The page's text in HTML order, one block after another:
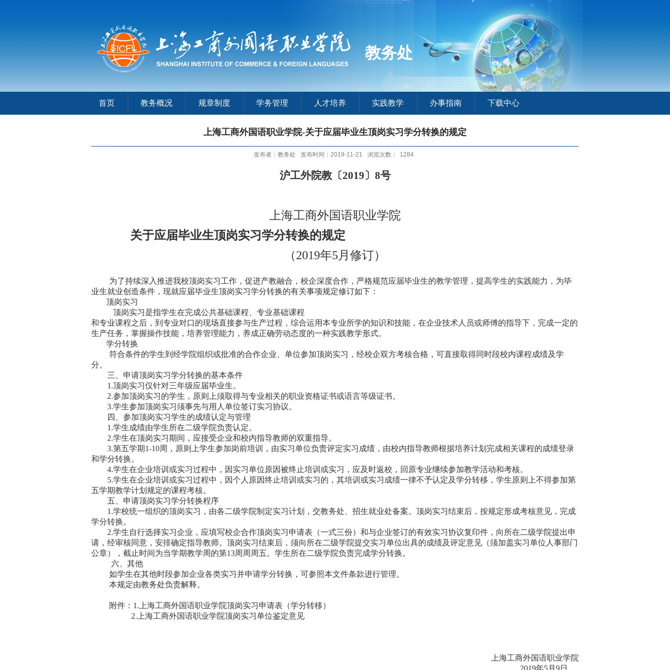
教务处
首页 教务概况 规章制度 学务管理 人才培养 实践教学 办事指南 下载中心
上海工商外国语职业学院-关于应届毕业生顶岗实习学分转换的规定
发布者：教务处 发布时间：2019-11-21 浏览次数： 1284
沪工外院教〔2019 〕 8号
上海工商外国语职业学院
关于应届毕业生顶岗实习学分转换的规定
（2019年5 月修订）
为了持续深入推进我校顶岗实习工作，促进产教融合，校企深度合作，严格规范应届毕业生的教学管理，提高学生的实践能力，为毕
业生就业创造条件，现就应届毕业生顶岗实习学分转换的有关事项规定修订如下：
顶岗实习
顶岗实习是指学生在完成公共基础课程、专业基础课程
和专业课程之后，到专业对口的现场直接参与生产过程，综合运用本专业所学的知识和技能，在企业技术人员或师傅的指导下，完成一定的
生产任务，掌握操作技能，培养管理能力，养成正确劳动态度的一种实践教学形式。
学分转换
符合条件的学生到经学院组织或批准的合作企业、单位参加顶岗实习，经校企双方考核合格，可直接取得同时段校内课程成绩及学
分。
三、申请顶岗实习学分转换的基本条件
1.顶岗实习仅针对三年级应届毕业生。
2.参加顶岗实习的学生，原则上须取得与专业相关的职业资格证书或语言等级证书。
3.学生参加顶岗实习须事先与用人单位签订实习协议。
四、参加顶岗实习学生的成绩认定与管理
1.学生成绩由学生所在二级学院负责认定。
2.学生在顶岗实习期间，应接受企业和校内指导教师的双重指导。
3.第五学期1-10周，原则上学生参加岗前培训，由实习单位负责评定实习成绩，由校内指导教师根据培养计划完成相关课程的成绩登录
和学分转换。
4.学生在企业培训或实习过程中，因实习单位原因被终止培训或实习，应及时返校，回原专业继续参加教学活动和考核。
5.学生在企业培训或实习过程中，因个人原因终止培训或实习的，其培训或实习成绩一律不予认定及学分转移，学生原则上不得参加第
五学期教学计划规定的课程考核。
五、申请顶岗实习学分转换程序
1.学校统一组织的顶岗实习，由各二级学院制定实习计划，交教务处、招生就业处备案。顶岗实习结束后，按规定形成考核意见，完成
学分转换。
2.学生自行选择实习企业，应填写校企合作顶岗实习申请表（一式三份）和与企业签订的有效实习协议复印件，向所在二级学院提出申
请，经审核同意，安排确定指导教师。顶岗实习结束后，须向所在二级学院提交实习单位出具的成绩及评定意见（须加盖实习单位人事部门
公章），截止时间为当学期教学周的第13周周周五。学生所在二级学院负责完成学分转换。
六、其他
如学生在其他时段参加企业各类实习并申请学分转换，可参照本文件条款进行管理。
本规定由教务处负责解释。
附件： 1. 上海工商外国语职业学院顶岗实习申请表（学分转移）
2. 上海工商外国语职业学院顶岗实习单位鉴定意见
上海工商外国语职业学院
2019年5月 9日